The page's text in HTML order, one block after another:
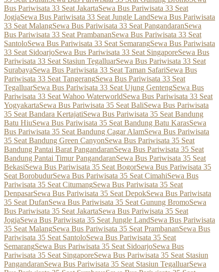
Bus Pariwisata 33 Seat JakartaSewa Bus Pariwisata 33 Seat
JogjaSewa Bus Pariwisata 33 Seat Jungle LandSewa Bus Pariwisata
33 Seat MalangSewa Bus Pariwisata 33 Seat PangandaranSewa
Bus Pariwisata 33 Seat PrambananSewa Bus Pariwisata 33 Seat
SantoloSewa Bus Pariwisata 33 Seat SemarangSewa Bus Pariwisata
33 Seat SidoarjoSewa Bus Pariwisata 33 Seat SingaporeSewa Bus
Pariwisata 33 Seat Stasiun TegalluarSewa Bus Pariwisata 33 Seat
SurabayaSewa Bus Pariwisata 33 Seat Taman SafariSewa Bus
Pariwisata 33 Seat TangerangSewa Bus Pariwisata 33 Seat
TegalluarSewa Bus Pariwisata 33 Seat Ujung GentengSewa Bus
Pariwisata 33 Seat Wahoo WaterworldSewa Bus Pariwisata 33 Seat
YogyakartaSewa Bus Pariwisata 35 Seat BaliSewa Bus Pariwisata
35 Seat Bandara KertajatiSewa Bus Pariwisata 35 Seat Bandung
Batu HiuSewa Bus Pariwisata 35 Seat Bandung Batu KarasSewa
Bus Pariwisata 35 Seat Bandung Cagar AlamSewa Bus Pariwisata
35 Seat Bandung Green CanyonSewa Bus Pariwisata 35 Seat
Bandung Pantai Barat PangandaranSewa Bus Pariwisata 35 Seat
Bandung Pantai Timur PangandaranSewa Bus Pariwisata 35 Seat
BekasiSewa Bus Pariwisata 35 Seat BogorSewa Bus Pariwisata 35
Seat BorobudurSewa Bus Pariwisata 35 Seat CimahiSewa Bus
Pariwisata 35 Seat CitumangSewa Bus Pariwisata 35 Seat
DenpasarSewa Bus Pariwisata 35 Seat DepokSewa Bus Pariwisata
35 Seat DufanSewa Bus Pariwisata 35 Seat Gunung BromoSewa
Bus Pariwisata 35 Seat JakartaSewa Bus Pariwisata 35 Seat
JogjaSewa Bus Pariwisata 35 Seat Jungle LandSewa Bus Pariwisata
35 Seat MalangSewa Bus Pariwisata 35 Seat PrambananSewa Bus
Pariwisata 35 Seat SantoloSewa Bus Pariwisata 35 Seat
SemarangSewa Bus Pariwisata 35 Seat SidoarjoSewa Bus
Pariwisata 35 Seat SingaporeSewa Bus Pariwisata 35 Seat Stasiun
PangandaranSewa Bus Pariwisata 35 Seat Stasiun TegalluarSewa